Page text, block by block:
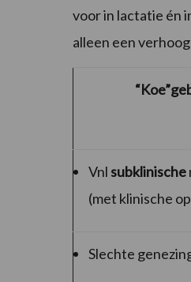
voor in lactatie én
alleen een
Vnl subklinische
(met klinische
Slechte